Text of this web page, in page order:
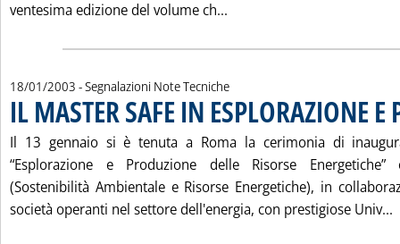
ventesima edizione del volume ch...
18/01/2003 - Segnalazioni Note Tecniche
IL MASTER SAFE IN ESPLORAZIONE
Il 13 gennaio si è tenuta a Roma la cerimonia di
“Esplorazione e Produzione delle Risorse
(Sostenibilità Ambientale e Risorse Energetiche), in
società operanti nel settore dell'energia, con prestigiose Univ...